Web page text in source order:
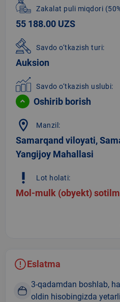
Zakalat puli miqdori
55 188.00 UZS
Savdo o‘tkazish turi:
Auksion
Savdo o‘tkazish uslubi:
Oshirib borish
location_on Manzil:
Samarqand viloyati,
Yangijoy Mahallasi
priority_high Lot holati:
Mol-mulk (obyekt)
Eslatma
3-qadamdan boshlab,
oldin hisobingizda